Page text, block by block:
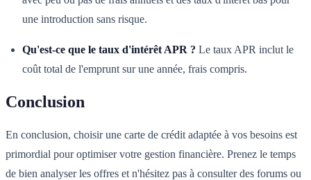
une introduction sans risque.
Qu'est-ce que le taux d'intérêt APR ? Le taux APR inclut le
coût total de l'emprunt sur une année, frais compris.
Conclusion
En conclusion, choisir une carte de crédit adaptée à vos besoins est
primordial pour optimiser votre gestion financière. Prenez le temps
de bien analyser les offres et n'hésitez pas à consulter des forums ou